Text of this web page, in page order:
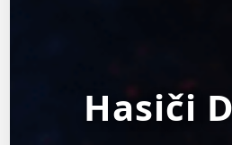
Hasiči